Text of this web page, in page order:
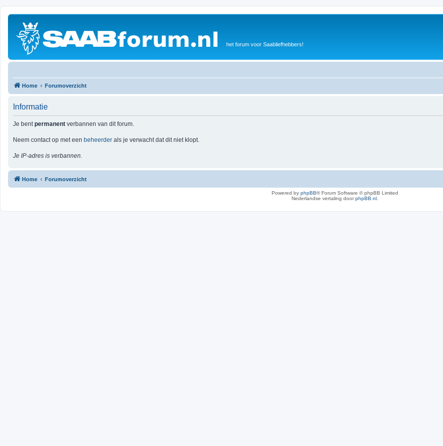
het forum voor Saabliefhebbers!
Home Forumoverzicht
Informatie
Je bentpermanent verbannen van dit forum.
Neem contact op met een beheerder als je verwacht dat dit niet klopt.
Je IP-adres is verbannen.
Home Forumoverzicht
Powered by phpBB® Forum Software © phpBB Limited
Nederlandse vertaling doorphpBB.nl